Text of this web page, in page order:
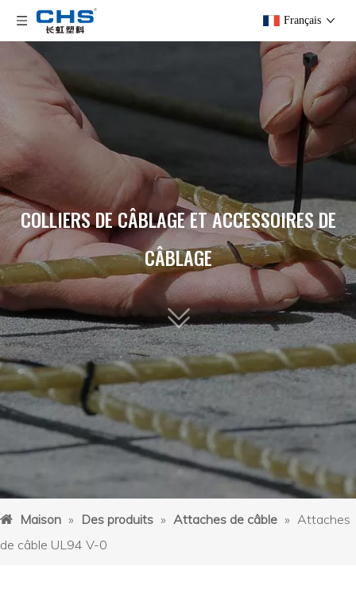
Français
COLLIERS DE CÂBLAGE ET ACCESSOIRES DE
CÂBLAGE
Maison » Des produits » Attaches de câble » Attaches
de câble UL94 V-0